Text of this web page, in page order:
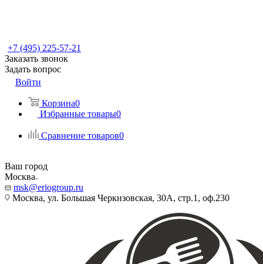
+7 (495) 225-57-21
Заказать звонок
Задать вопрос
Войти
Корзина0
Избранные товары0
Сравнение товаров0
Ваш город
Москва
msk@eriogroup.ru
Москва, ул. Большая Черкизовская, 30А, стр.1, оф.230